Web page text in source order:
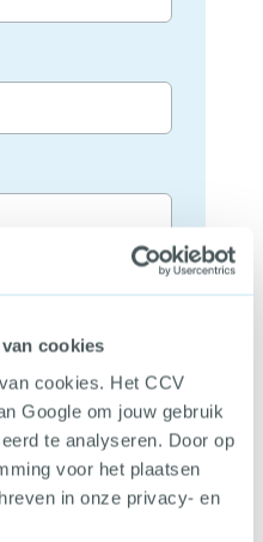
cookies
cookies. Het CCV
Google om jouw gebruik
te analyseren. Door op
voor het plaatsen
in onze privacy- en